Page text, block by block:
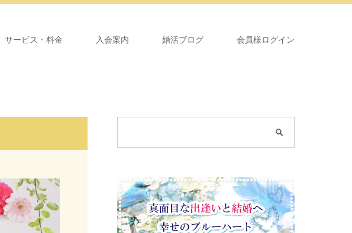
サービス・料金 入会案内 婚活ブログ 会員様ログイン